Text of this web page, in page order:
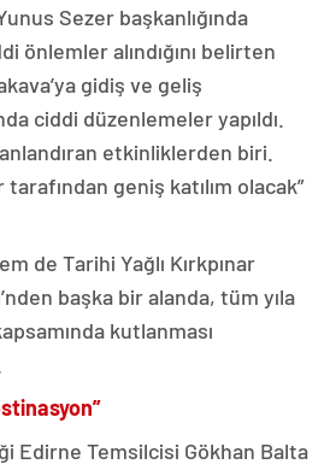
Sezer başkanlığında
önlemler alındığını belirten
gidiş ve geliş
ciddi düzenlemeler yapıldı.
etkinliklerden biri.
geniş katılım olacak”
de Tarihi Yağlı Kırkpınar
başka bir alanda, tüm yıla
kutlanması
Edirne Temsilcisi Gökhan Balta